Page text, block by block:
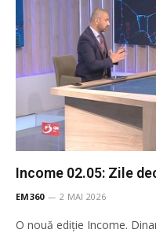
Income 02.05: Zile
EM360 2 MAI 2026
O nouă ediție Income.